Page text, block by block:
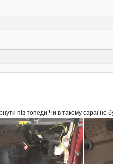
пів топеди.Чи в такому сараї не